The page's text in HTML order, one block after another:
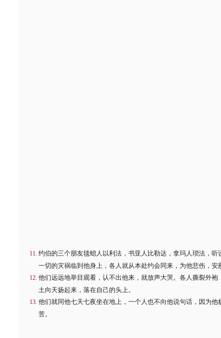
约伯的三个朋友毯螅人以利法，书亚人比勒达，拿玛人琐法，听
一切的灾祸临到他身上，各人就从本处约会同来，为他悲伤，安
他们远远地举目观看，认不出他来，就放声大哭。各人撕裂外袍
土向天扬起来，落在自己的头上。
他们就同他七天七夜坐在地上，一个人也不向他说句话，因为他
苦。